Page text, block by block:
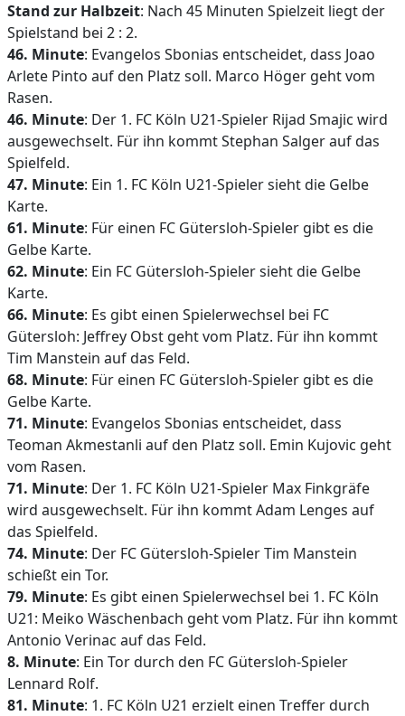
Stand zur Halbzeit: Nach 45 Minuten Spielzeit liegt der
Spielstand bei 2 : 2.
46. Minute: Evangelos Sbonias entscheidet, dass Joao
Arlete Pinto auf den Platz soll. Marco Höger geht vom
Rasen.
46. Minute: Der 1. FC Köln U21-Spieler Rijad Smajic wird
ausgewechselt. Für ihn kommt Stephan Salger auf das
Spielfeld.
47. Minute: Ein 1. FC Köln U21-Spieler sieht die Gelbe
Karte.
61. Minute: Für einen FC Gütersloh-Spieler gibt es die
Gelbe Karte.
62. Minute: Ein FC Gütersloh-Spieler sieht die Gelbe
Karte.
66. Minute: Es gibt einen Spielerwechsel bei FC
Gütersloh: Jeffrey Obst geht vom Platz. Für ihn kommt
Tim Manstein auf das Feld.
68. Minute: Für einen FC Gütersloh-Spieler gibt es die
Gelbe Karte.
71. Minute: Evangelos Sbonias entscheidet, dass
Teoman Akmestanli auf den Platz soll. Emin Kujovic geht
vom Rasen.
71. Minute: Der 1. FC Köln U21-Spieler Max Finkgräfe
wird ausgewechselt. Für ihn kommt Adam Lenges auf
das Spielfeld.
74. Minute: Der FC Gütersloh-Spieler Tim Manstein
schießt ein Tor.
79. Minute: Es gibt einen Spielerwechsel bei 1. FC Köln
U21: Meiko Wäschenbach geht vom Platz. Für ihn kommt
Antonio Verinac auf das Feld.
8. Minute: Ein Tor durch den FC Gütersloh-Spieler
Lennard Rolf.
81. Minute: 1. FC Köln U21 erzielt einen Treffer durch